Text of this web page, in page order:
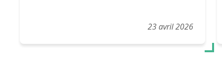
23 avril 2026